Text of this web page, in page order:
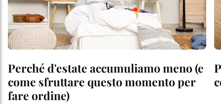
Perché d'estate accumuliamo meno (e
come sfruttare questo momento per
fare ordine)